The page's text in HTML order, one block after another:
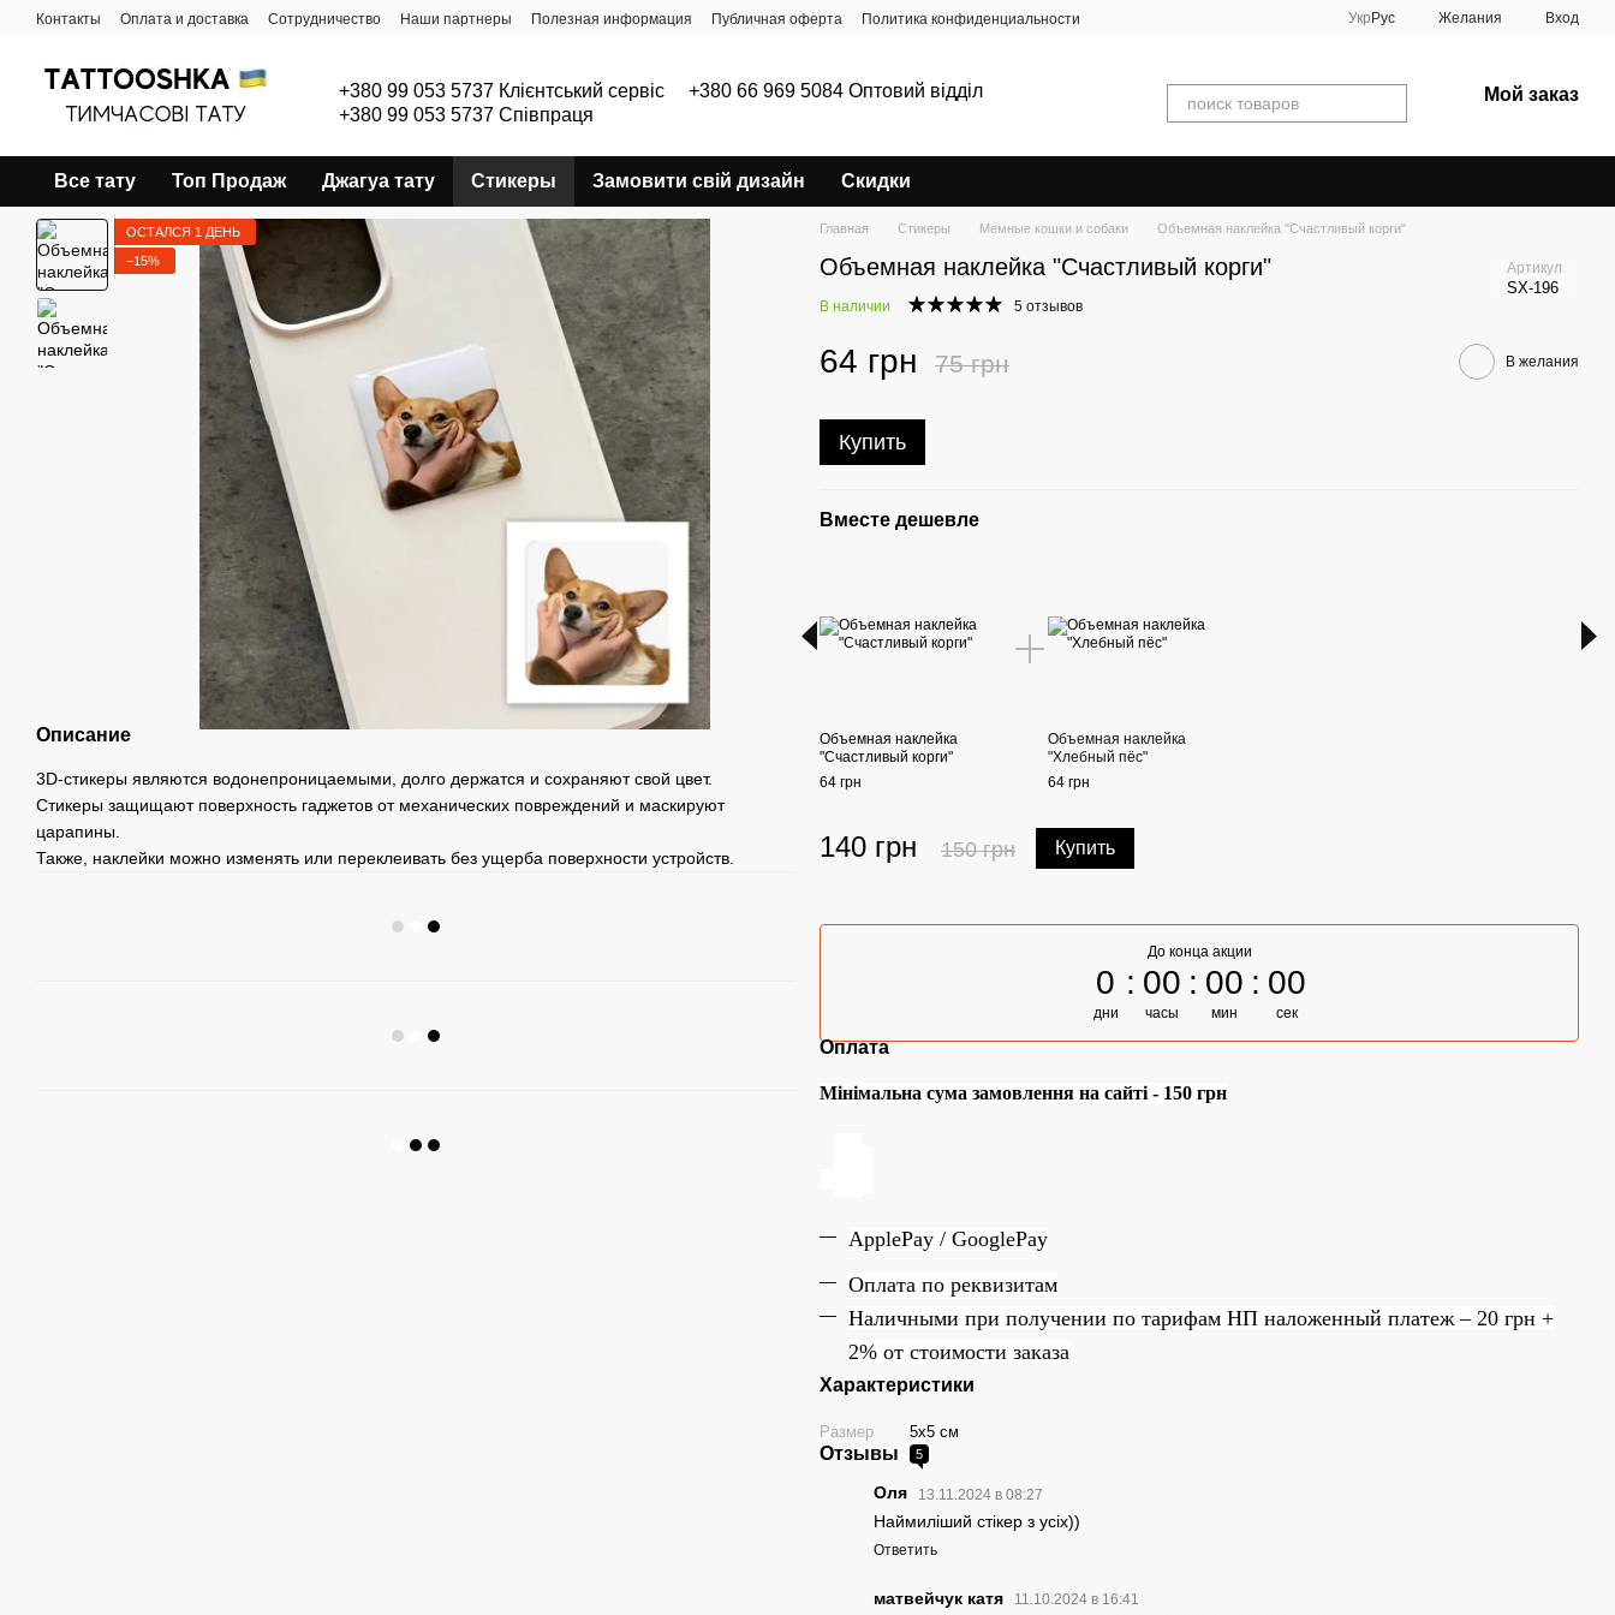
Перейти к основному контенту
Контакты Оплата и доставка Сотрудничество Наши партнеры Полезная информация Публичная оферта Политика конфиденциальности Укр Рус Желания Вход
+380 99 053 5737 Клієнтський сервіс
+380 66 969 5084 Оптовий відділ
+380 99 053 5737 Співпраця
Мой заказ
Все тату Топ Продаж Джагуа тату Стикеры Замовити свій дизайн Скидки
ОСТАЛСЯ 1 ДЕНЬ
−15%
Описание
3D-стикеры являются водонепроницаемыми, долго держатся и сохраняют свой цвет.
Стикеры защищают поверхность гаджетов от механических повреждений и маскируют
царапины.
Также, наклейки можно изменять или переклеивать без ущерба поверхности устройств.
Главная Стикеры Мемные кошки и собаки Объемная наклейка "Счастливый корги"
Объемная наклейка "Счастливый корги" Артикул
SX-196
В наличии 5 отзывов
64 грн 75 грн В желания
Купить
Вместе дешевле
Объемная наклейка
"Счастливый корги"
64 грн
Объемная наклейка
"Хлебный пёс"
64 грн
140 грн 150 грн Купить
До конца акции
0
дни
00
часы
00
мин
00
сек
Оплата
Мінімальна сума замовлення на сайті - 150 грн
ApplePay / GooglePay
Оплата по реквизитам
Наличными при получении по тарифам НП наложенный платеж – 20 грн +
2% от стоимости заказа
Характеристики
Размер 5х5 см
Отзывы 5
Оля 13.11.2024 в 08:27
Наймиліший стікер з усіх))
Ответить
матвейчук катя 11.10.2024 в 16:41